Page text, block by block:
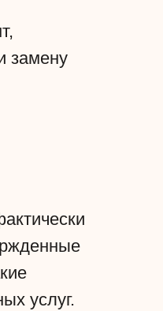
замену
услуг.